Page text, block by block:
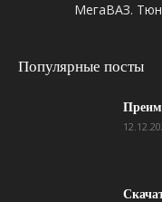
МегаВАЗ.
Популярные посты